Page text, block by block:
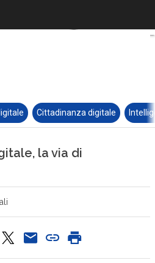
Cittadinanza digitale
la via di